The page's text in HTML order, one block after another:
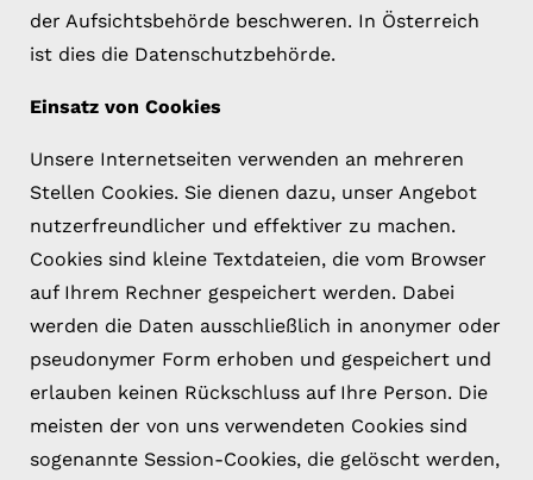
der Aufsichtsbehörde beschweren. In Österreich
ist dies die Datenschutzbehörde.
Einsatz von Cookies
Unsere Internetseiten verwenden an mehreren
Stellen Cookies. Sie dienen dazu, unser Angebot
nutzerfreundlicher und effektiver zu machen.
Cookies sind kleine Textdateien, die vom Browser
auf Ihrem Rechner gespeichert werden. Dabei
werden die Daten ausschließlich in anonymer oder
pseudonymer Form erhoben und gespeichert und
erlauben keinen Rückschluss auf Ihre Person. Die
meisten der von uns verwendeten Cookies sind
sogenannte Session-Cookies, die gelöscht werden,